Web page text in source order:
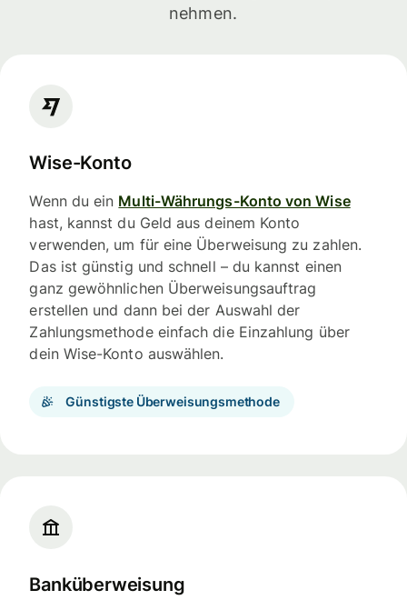
nehmen.
Wise-Konto
Wenn du ein Multi-Währungs-Konto von Wise
hast, kannst du Geld aus deinem Konto
verwenden, um für eine Überweisung zu zahlen.
Das ist günstig und schnell – du kannst einen
ganz gewöhnlichen Überweisungsauftrag
erstellen und dann bei der Auswahl der
Zahlungsmethode einfach die Einzahlung über
dein Wise-Konto auswählen.
Günstigste Überweisungsmethode
Banküberweisung